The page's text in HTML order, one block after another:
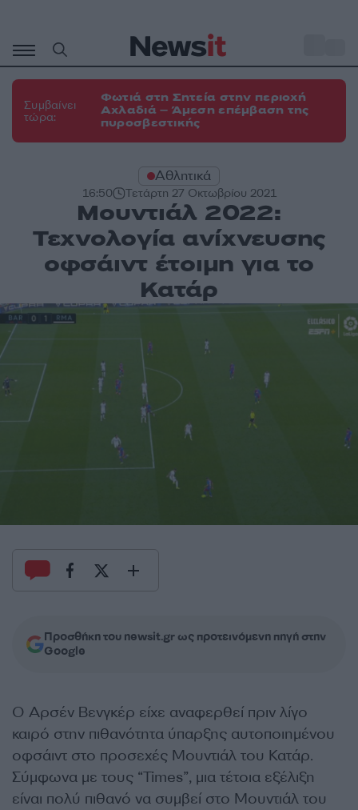
περιεχόμενο
Συμβαίνει
τώρα:
Φωτιά στη Σητεία στην περιοχή
Αχλαδιά – Άμεση επέμβαση της
πυροσβεστικής
Αθλητικά
16:50 Τετάρτη 27 Οκτωβρίου 2021
Μουντιάλ 2022:
Τεχνολογία ανίχνευσης
οφσάιντ έτοιμη για το
Κατάρ
Προσθήκη του newsit.gr ως προτεινόμενη πηγή στην
Google
Ο Αρσέν Βενγκέρ είχε αναφερθεί πριν λίγο
καιρό στην πιθανότητα ύπαρξης αυτοποιημένου
οφσάιντ στο προσεχές Μουντιάλ του Κατάρ.
Σύμφωνα με τους “Times”, μια τέτοια εξέλιξη
είναι πολύ πιθανό να συμβεί στο Μουντιάλ του